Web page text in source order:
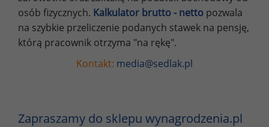
osób fizycznych. Kalkulator brutto - netto pozwala
na szybkie przeliczenie podanych stawek na pensję,
którą pracownik otrzyma "na rękę".
Kontakt: media@sedlak.pl
Zapraszamy do sklepu wynagrodzenia.pl